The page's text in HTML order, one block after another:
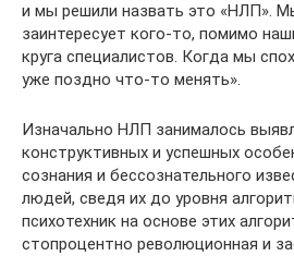
и мы решили назвать это «HЛП».
заинтересует кого-то, помимо
круга специалистов. Когда мы
уже поздно что-то менять».
Изначально НЛП занималось
конструктивных и успешных
сознания и бессознательного
людей, сведя их до уровня
психотехник на основе этих
стопроцентно революционная и